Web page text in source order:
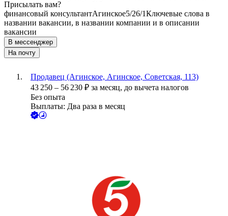
Присылать вам?
финансовый консультантАгинское5/26/1Ключевые слова в
названии вакансии, в названии компании и в описании
вакансии
В мессенджер
На почту
Продавец (Агинское, Агинское, Советская, 113)
43 250 – 56 230 ₽ за месяц, до вычета налогов
Без опыта
Выплаты: Два раза в месяц